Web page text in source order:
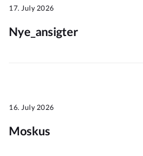
17. July 2026
Nye_ansigter
16. July 2026
Moskus